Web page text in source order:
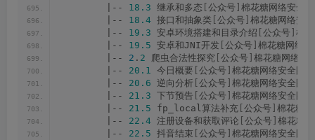
        |--
18.3 继承和多态 公众号 棉花糖网络安全
        |--
18.4 接口和抽象类 公众号 棉花糖网络安
        |--
19.3 安卓环境搭建和目录介绍 公众号 棉
        |--
19.5 安卓和JNI开发 公众号 棉花糖网络
        |--
2 . 2 爬虫合法性探究 公众号 棉花糖网络安
        |--
20.1 今日概要 公众号 棉花糖网络安全圈
        |--
20.6 逆向分析 公众号 棉花糖网络安全圈
        |--
21.3 下节预告 公众号 棉花糖网络安全圈
        |--
21.5 fp_local算法补充 公众号 棉花糖
        |--
22.4 注册设备和获取评论 公众号 棉花糖
        |--
22.5 抖音结束 公众号 棉花糖网络安全圈